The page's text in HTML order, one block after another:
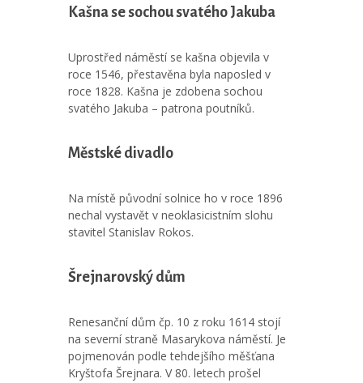
Kašna se sochou svatého Jakuba
Uprostřed náměstí se kašna objevila v
roce 1546, přestavěna byla naposled v
roce 1828. Kašna je zdobena sochou
svatého Jakuba – patrona poutníků.
Městské divadlo
Na místě původní solnice ho v roce 1896
nechal vystavět v neoklasicistním slohu
stavitel Stanislav Rokos.
Šrejnarovský dům
Renesanční dům čp. 10 z roku 1614 stojí
na severní straně Masarykova náměstí. Je
pojmenován podle tehdejšího měšťana
Kryštofa Šrejnara. V 80. letech prošel